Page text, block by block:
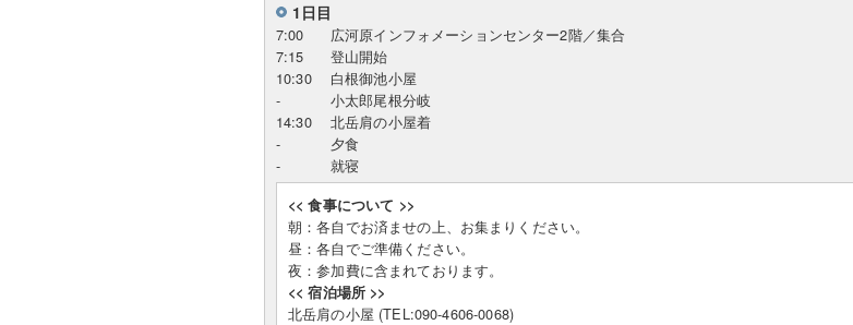
1日目
7:00
広河原インフォメーションセンター2階／集合
7:15
登山開始
10:30
白根御池小屋
-
小太郎尾根分岐
14:30
北岳肩の小屋着
-
夕食
-
就寝
<< 食事について >>
朝：各自でお済ませの上、お集まりください。
昼：各自でご準備ください。
夜：参加費に含まれております。
<< 宿泊場所 >>
北岳肩の小屋 (TEL:090-4606-0068)